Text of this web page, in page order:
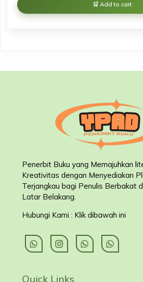
Add to cart
Penerbit Buku yang Memajuhkan
Kreativitas dengan Menyediakan
Terjangkau bagi Penulis Berbakat
Latar Belakang
Hubungi Kami : Klik dibawah ini
Quick Links